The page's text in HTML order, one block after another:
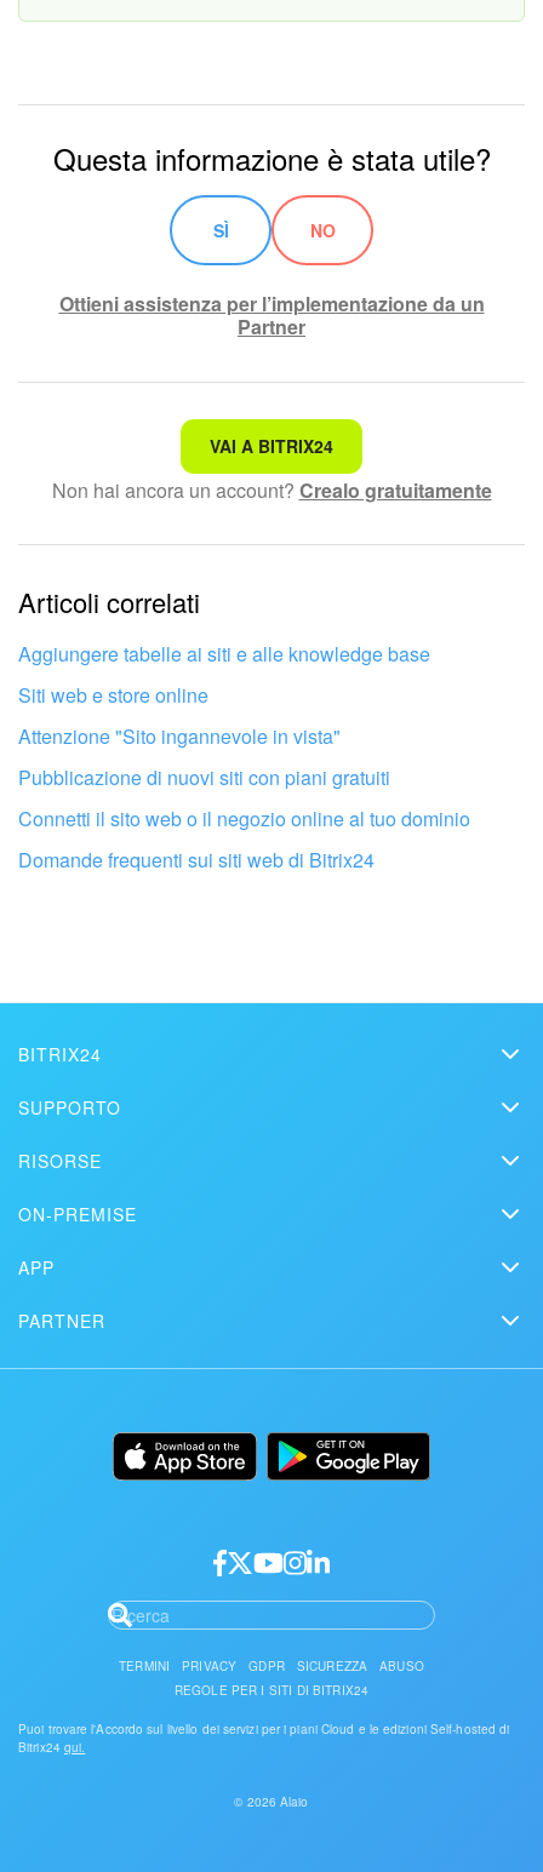
Firma elettronica per HR
Automazione
Flussi di lavoro
Bitrix24 On-Premise
Bitrix24 Messenger
INIZIA GRATIS
Questa informazione è stata utile?
SÌ NO
Ottieni assistenza per l’implementazione da un
Partner
Non è quello che sto cercando.
Testo complesso e incomprensibile
Le informazioni sono obsolete.
Troppo breve, ho bisogno di maggiori informazioni.
Non mi soddisfa come funziona questo strumento
Fai configurare il tuo Bitrix24 a un
VAI A BITRIX24
Non hai ancora un account? Crealo gratuitamente
Articoli correlati
Aggiungere tabelle ai siti e alle knowledge base
Siti web e store online
Attenzione "Sito ingannevole in vista"
Pubblicazione di nuovi siti con piani gratuiti
Connetti il sito web o il negozio online al tuo dominio
Domande frequenti sui siti web di Bitrix24
BITRIX24
Media kit
Contatti
SUPPORTO
Tutorial
Contatta il supporto
RISORSE
Soluzioni
Storie dei clienti
ON-PREMISE
Download
Installazione
APP
PARTNER
Accesso partner
TERMINI PRIVACY GDPR SICUREZZA
ABUSO
REGOLE PER I SITI DI BITRIX24
Puoi trovare l'Accordo sul livello dei servizi per i piani Cloud e le edizioni Self-hosted di
Bitrix24 qui.
© 2026 Alaio